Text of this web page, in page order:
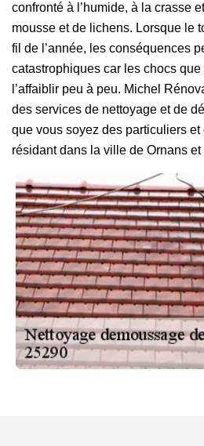
confronté à l’humide, à la crasse
mousse et de lichens. Lorsque le
fil de l’année, les conséquences
catastrophiques car les chocs
l’affaiblir peu à peu. Michel
des services de nettoyage et de
que vous soyez des particuliers
résidant dans la ville de Ornans